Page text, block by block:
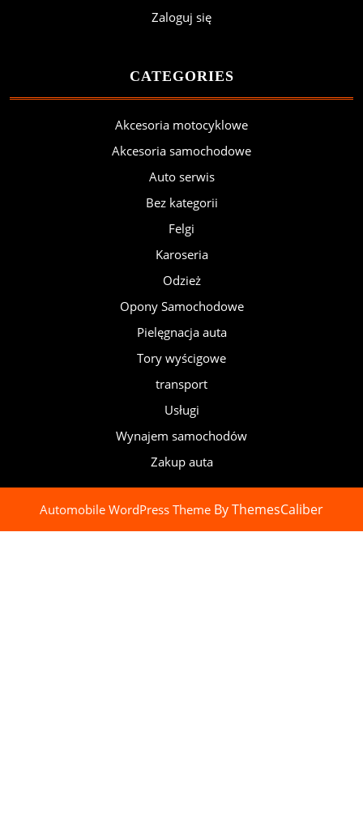
Zaloguj się
CATEGORIES
Akcesoria motocyklowe
Akcesoria samochodowe
Auto serwis
Bez kategorii
Felgi
Karoseria
Odzież
Opony Samochodowe
Pielęgnacja auta
Tory wyścigowe
transport
Usługi
Wynajem samochodów
Zakup auta
Automobile WordPress Theme By ThemesCaliber
Scroll